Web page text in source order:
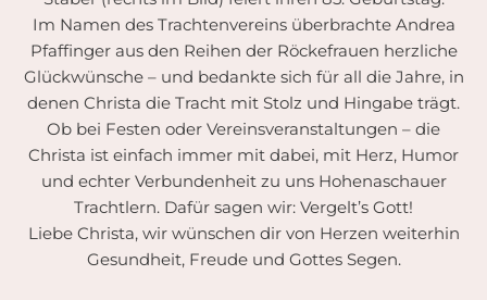
Im Namen des Trachtenvereins überbrachte Andrea
Pfaffinger aus den Reihen der Röckefrauen herzliche
Glückwünsche – und bedankte sich für all die Jahre, in
denen Christa die Tracht mit Stolz und Hingabe trägt.
Ob bei Festen oder Vereinsveranstaltungen – die
Christa ist einfach immer mit dabei, mit Herz, Humor
und echter Verbundenheit zu uns Hohenaschauer
Trachtlern. Dafür sagen wir: Vergelt’s Gott!
Liebe Christa, wir wünschen dir von Herzen weiterhin
Gesundheit, Freude und Gottes Segen.